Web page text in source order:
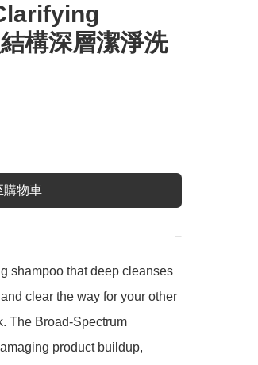
構深層潔淨洗
購物車
−
shampoo that deep cleanses
clear the way for your other
The Broad-Spectrum
product buildup,